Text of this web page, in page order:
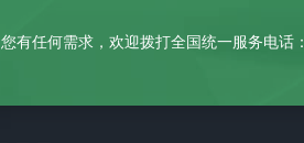
您有任何需求，欢迎拨打全国统一服务电话：